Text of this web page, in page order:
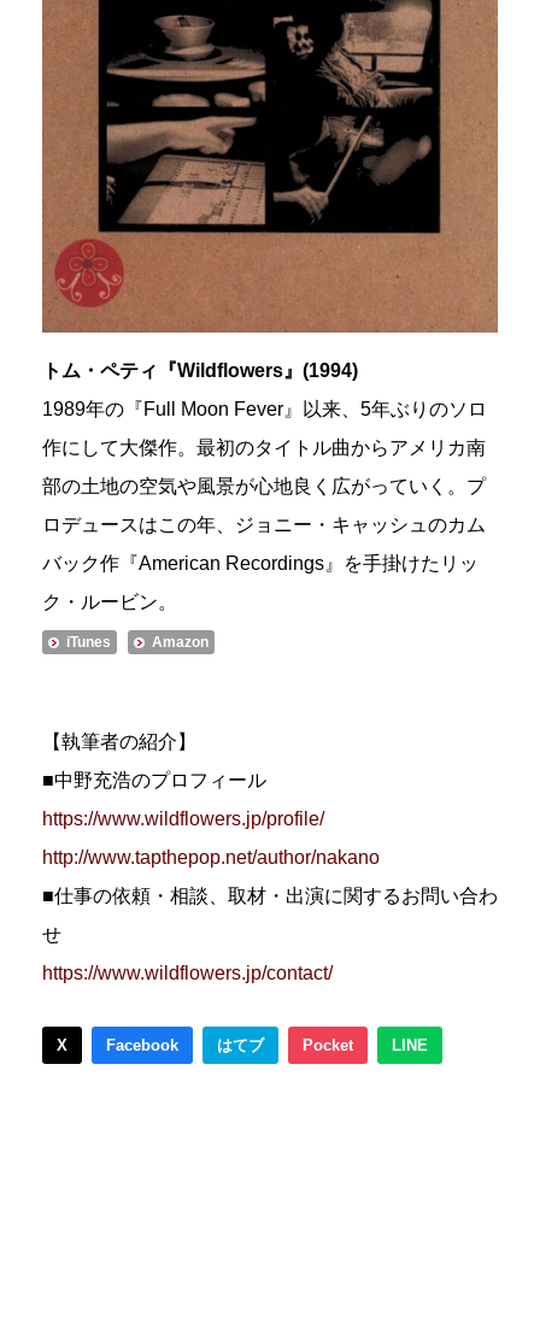
トム・ペティ『Wildflowers』(1994)
1989年の『Full Moon Fever』以来、5年ぶりのソロ
作にして大傑作。最初のタイトル曲からアメリカ南
部の土地の空気や風景が心地良く広がっていく。プ
ロデュースはこの年、ジョニー・キャッシュのカム
バック作『American Recordings』を手掛けたリッ
ク・ルービン。
iTunes Amazon
【執筆者の紹介】
■中野充浩のプロフィール
https://www.wildflowers.jp/profile/
http://www.tapthepop.net/author/nakano
■仕事の依頼・相談、取材・出演に関するお問い合わ
せ
https://www.wildflowers.jp/contact/
X Facebook はてブ Pocket LINE